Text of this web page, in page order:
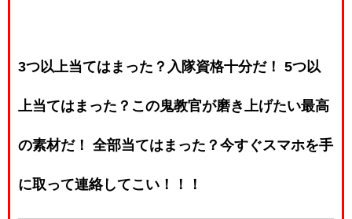
3つ以上当てはまった？入隊資格十分だ！ 5つ以
上当てはまった？この鬼教官が磨き上げたい最高
の素材だ！ 全部当てはまった？今すぐスマホを手
に取って連絡してこい！！！